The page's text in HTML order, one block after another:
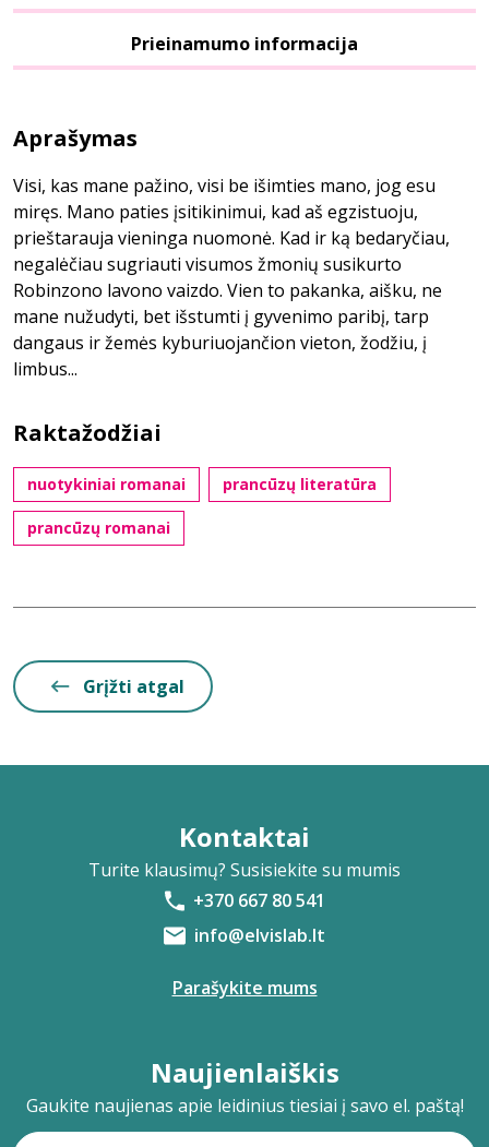
Prieinamumo informacija
Aprašymas
Visi, kas mane pažino, visi be išimties mano, jog esu
miręs. Mano paties įsitikinimui, kad aš egzistuoju,
prieštarauja vieninga nuomonė. Kad ir ką bedaryčiau,
negalėčiau sugriauti visumos žmonių susikurto
Robinzono lavono vaizdo. Vien to pakanka, aišku, ne
mane nužudyti, bet išstumti į gyvenimo paribį, tarp
dangaus ir žemės kyburiuojančion vieton, žodžiu, į
limbus...
Raktažodžiai
nuotykiniai romanai prancūzų literatūra
prancūzų romanai
Grįžti atgal
Kontaktai
Turite klausimų? Susisiekite su mumis
+370 667 80 541
info@elvislab.lt
Parašykite mums
Naujienlaiškis
Gaukite naujienas apie leidinius tiesiai į savo el. paštą!